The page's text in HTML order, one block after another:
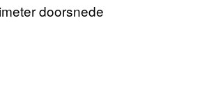
doorsnede